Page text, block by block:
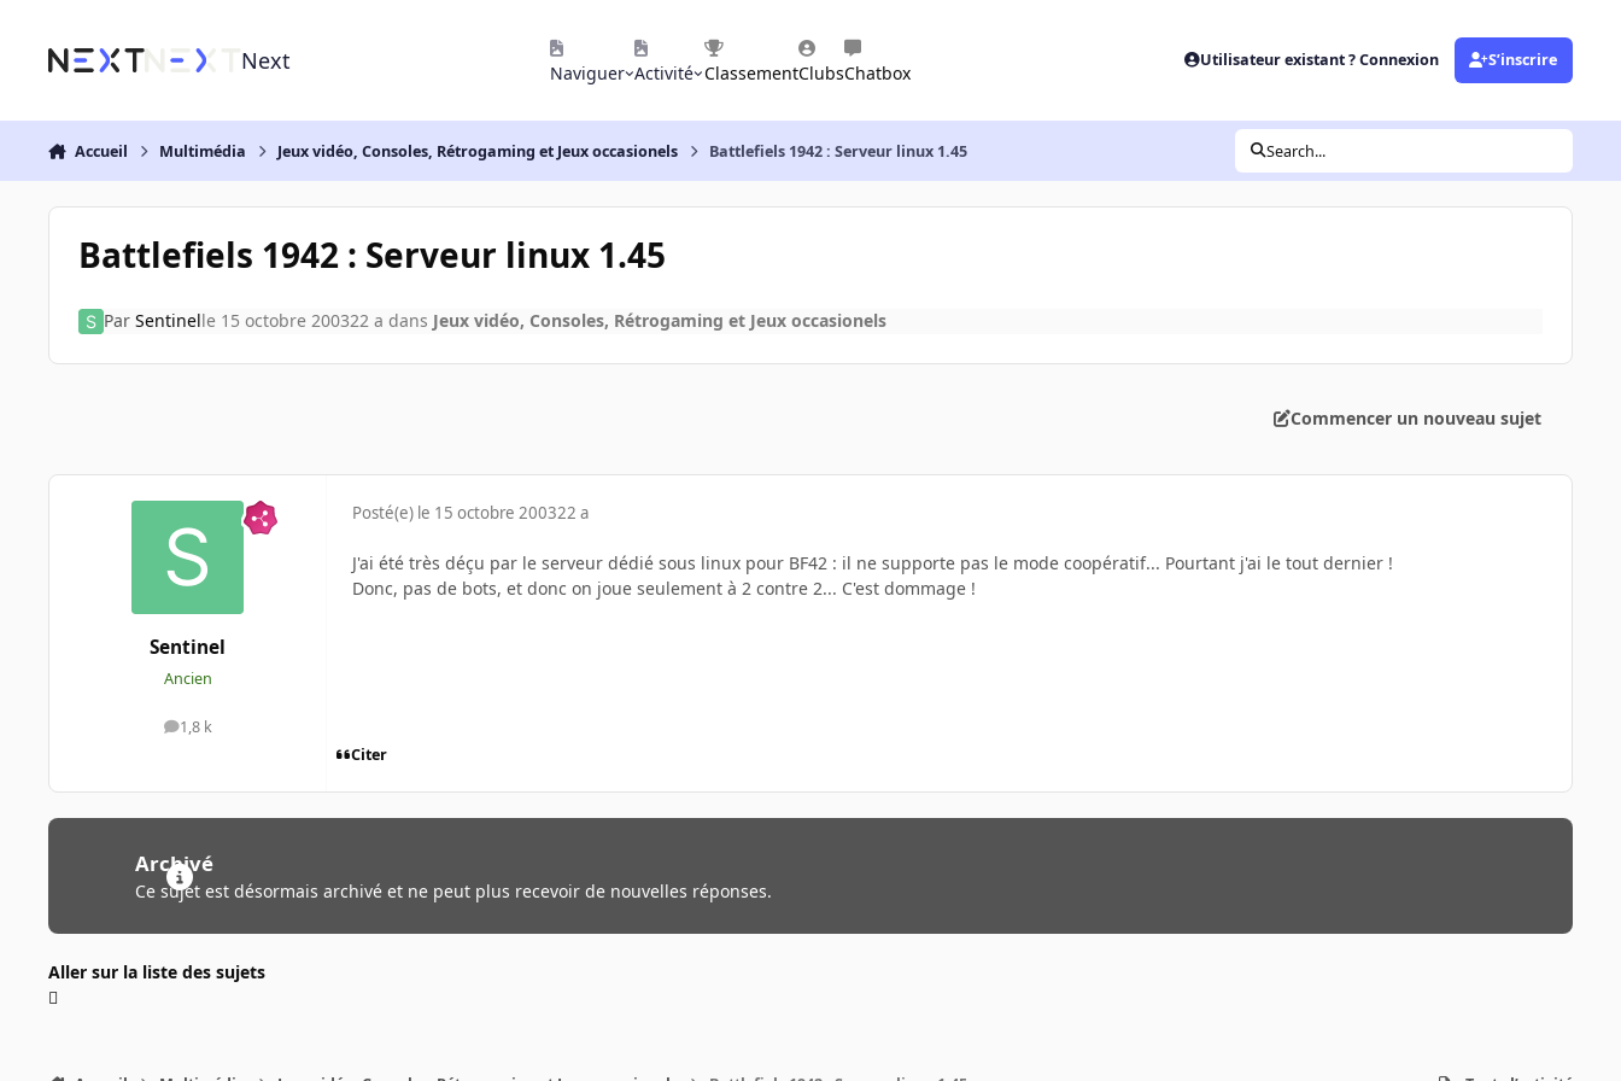
Next Naviguer Activité ClassementClubsChatbox
Utilisateur existant ? Connexion S’inscrire
Accueil Multimédia Jeux vidéo, Consoles, Rétrogaming et Jeux occasionels Battlefiels 1942 : Serveur linux 1.45 Search...
Battlefiels 1942 : Serveur linux 1.45
Par Sentinelle 15 octobre 200322 a dans Jeux vidéo, Consoles, Rétrogaming et Jeux occasionels
Commencer un nouveau sujet
Sentinel
Ancien
1,8 k
messages
Posté(e) le 15 octobre 200322 a
J'ai été très déçu par le serveur dédié sous linux pour BF42 : il ne supporte pas le mode coopératif... Pourtant j'ai le tout dernier !
Donc, pas de bots, et donc on joue seulement à 2 contre 2... C'est dommage !
Citer
Archivé
Ce sujet est désormais archivé et ne peut plus recevoir de nouvelles réponses.
Aller sur la liste des sujets